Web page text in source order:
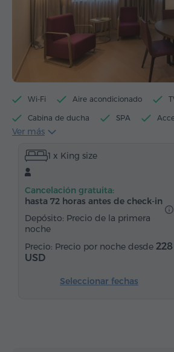
Wi-Fi Aire acondicionado
Cabina de ducha SPA
Acceso a la sauna
Hervidor eléctrico Artículos de
Allbornoz
Bidé Calefacción
Mesa de comedor
Caja de caudales Teléfono
Canales de satélite Suelos de
Ver más
1 x King size
Cancelación gratuita:
hasta 72 horas antes de check-in
Depósito: Precio de la primera
noche
Precio por noche desde 228
USD
Seleccionar fechas